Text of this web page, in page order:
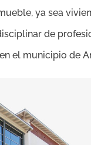
ya sea
de
el municipio de